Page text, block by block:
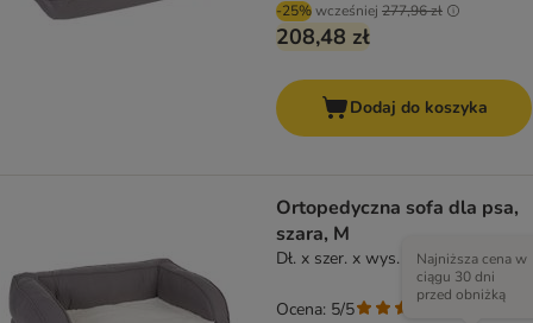
-25%wcześniej 277,96 zł
208,48 zł
Dodaj do koszyka
Ortopedyczna sofa dla psa,
szara, M
Dł. x szer. x wys. 90 x 60 x 30 cm
Najniższa cena w
ciągu 30 dni
przed obniżką
Ocena: 5/5